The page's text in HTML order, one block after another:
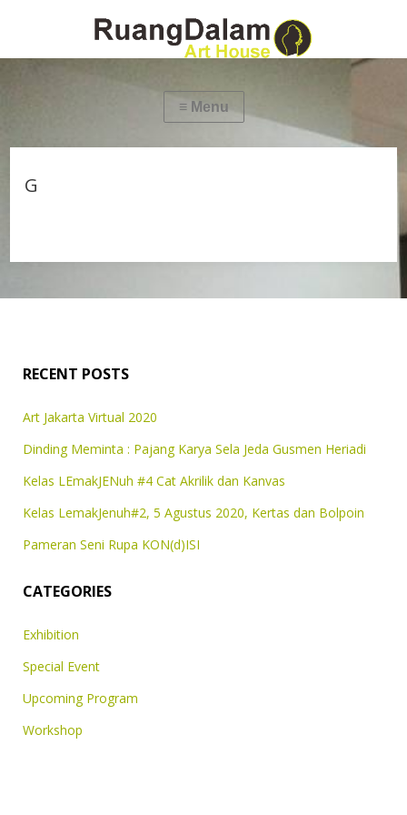
G
RECENT POSTS
Art Jakarta Virtual 2020
Dinding Meminta : Pajang Karya Sela Jeda Gusmen Heriadi
Kelas LEmakJENuh #4 Cat Akrilik dan Kanvas
Kelas LemakJenuh#2, 5 Agustus 2020, Kertas dan Bolpoin
Pameran Seni Rupa KON(d)ISI
CATEGORIES
Exhibition
Special Event
Upcoming Program
Workshop